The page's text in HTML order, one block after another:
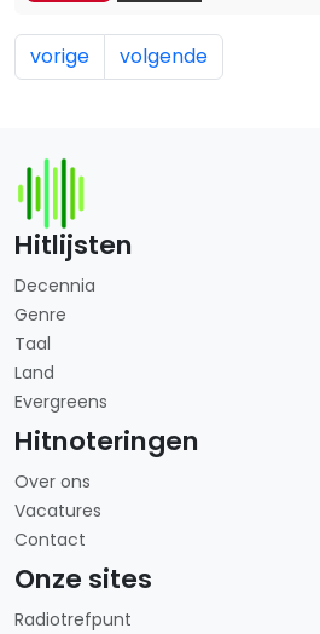
vorige volgende
Hitlijsten
Decennia
Genre
Taal
Land
Evergreens
Hitnoteringen
Over ons
Vacatures
Contact
Onze sites
Radiotrefpunt